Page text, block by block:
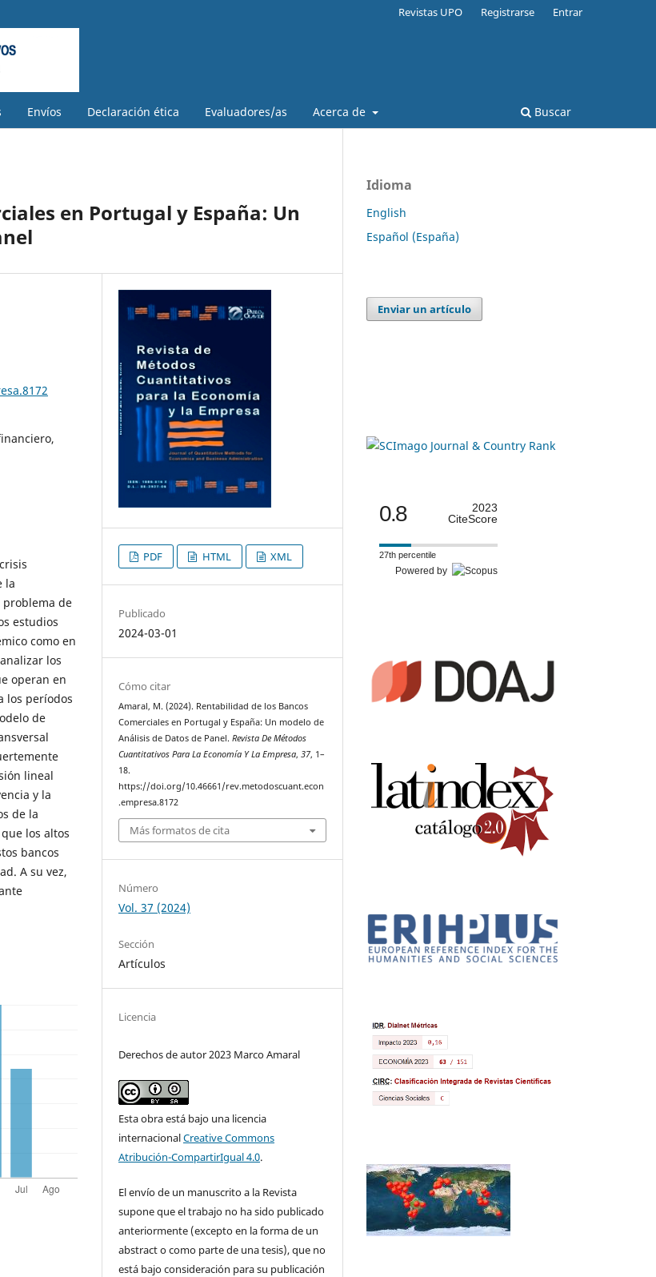
Envíos Declaración ética Evaluadores/as Acerca de Buscar
Revistas UPO Registrarse Entrar
en Portugal y España: Un
la
de
estudios
como en
los
operan en
los períodos
de
lineal
y la
de la
los altos
bancos
A su vez,
PDF HTML XML
Publicado
2024-03-01
Cómo citar
Amaral, M. (2024). Rentabilidad de los Bancos
Comerciales en Portugal y España: Un modelo de
Análisis de Datos de Panel.Revista De Métodos
Cuantitativos Para La Economía Y La Empresa,37, 1–
18.
https://doi.org/10.46661/rev.metodoscuant.econ
.empresa.8172
Más formatos de cita
Número
Vol. 37 (2024)
Sección
Artículos
Licencia
Derechos de autor 2023 Marco Amaral
Esta obra está bajo una licencia
internacionalCreative Commons
Atribución-CompartirIgual 4.0.
El envío de un manuscrito a la Revista
supone que el trabajo no ha sido publicado
anteriormente (excepto en la forma de un
abstract o como parte de una tesis), que no
está bajo consideración para su publicación
Idioma
English
Español (España)
Enviar un artículo
0.8
2023
CiteScore
27th percentile
Powered by